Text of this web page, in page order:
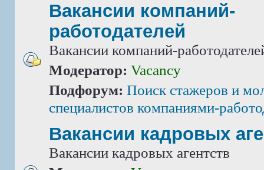
Вакансии компаний-
работодателей
Вакансии компаний-
Модератор: Vacancy
Подфорум: Поиск стажеров и
специалистов компаниями-
Вакансии кадровых
Вакансии кадровых агентств